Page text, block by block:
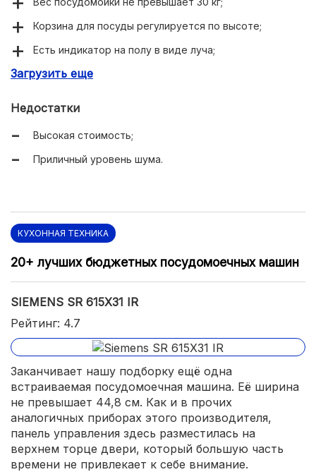
Корзина для посуды регулируется по высоте;
Есть индикатор на полу в виде луча;
Присутствует сенсор чистоты воды;
мойки;
Низкое энергопотребление;
Достойная вместительность.
Загрузить еще
Недостатки
Высокая стоимость;
Приличный уровень шума.
КУХОННАЯ ТЕХНИКА
20+ лучших бюджетных посудомоечных машин
SIEMENS SR 615X31 IR
Рейтинг: 4.7
Заканчивает нашу подборку ещё одна
встраиваемая посудомоечная машина. Её ширина
не превышает 44,8 см. Как и в прочих
аналогичных приборах этого производителя,
панель управления здесь разместилась на
верхнем торце двери, который большую часть
времени не привлекает к себе внимание.